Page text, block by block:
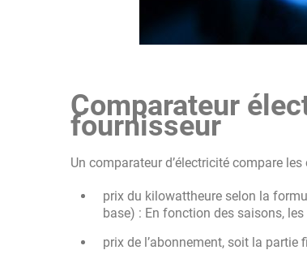
Comparateur
fournisseur
Un comparateur d’électricité compare
prix du kilowattheure selon la
base) : En fonction des saisons,
prix de l’abonnement, soit la partie